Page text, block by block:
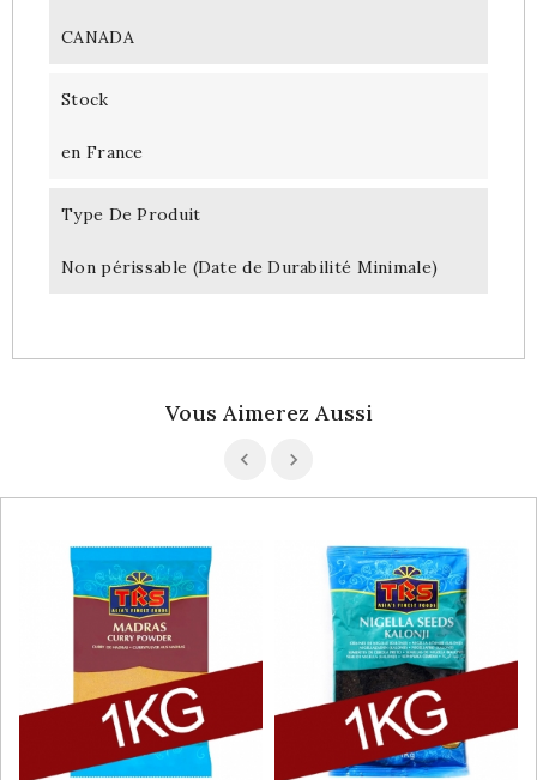
CANADA
Stock
en France
Type De Produit
Non périssable (Date de Durabilité Minimale)
Vous Aimerez Aussi